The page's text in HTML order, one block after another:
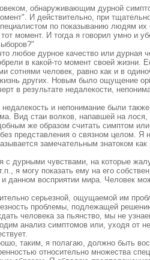
обнаруживающим дурной
И действительно, при
по показыванию людям
момент. И тогда я говорил умно и
любое дурное качество или дурная
в какой-то момент своей жизни.
сотнями человек, равно как и в
других. Новым было ощущение
в результате недалекости,
и непонимание были
Вид стаи волков, напавшей на
же образом считать симптом или
представления о связном целом. Я
замечательным знатоком как
с дурными чувствами, на которые
я могу показать ему на его
данном восприятии мира. Человек
серьезной, ощущаемой им
проблемы, подлежащей
человека за пьянство, мы не
анализ симптомов или, уходя от
таким, я полагаю, должно быть
относительно множества